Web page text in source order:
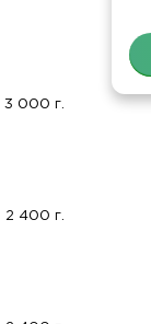
3 000 г.
2 400 г.